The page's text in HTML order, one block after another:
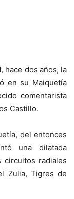
hace dos años, la
en su Maiquetía
comentarista
Castillo.
del entonces
una dilatada
circuitos radiales
Zulia, Tigres de